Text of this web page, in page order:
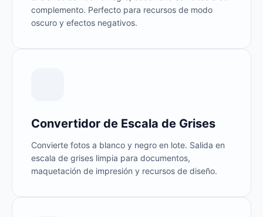
complemento. Perfecto para recursos de modo
oscuro y efectos negativos.
Convertidor de Escala de Grises
Convierte fotos a blanco y negro en lote. Salida en
escala de grises limpia para documentos,
maquetación de impresión y recursos de diseño.